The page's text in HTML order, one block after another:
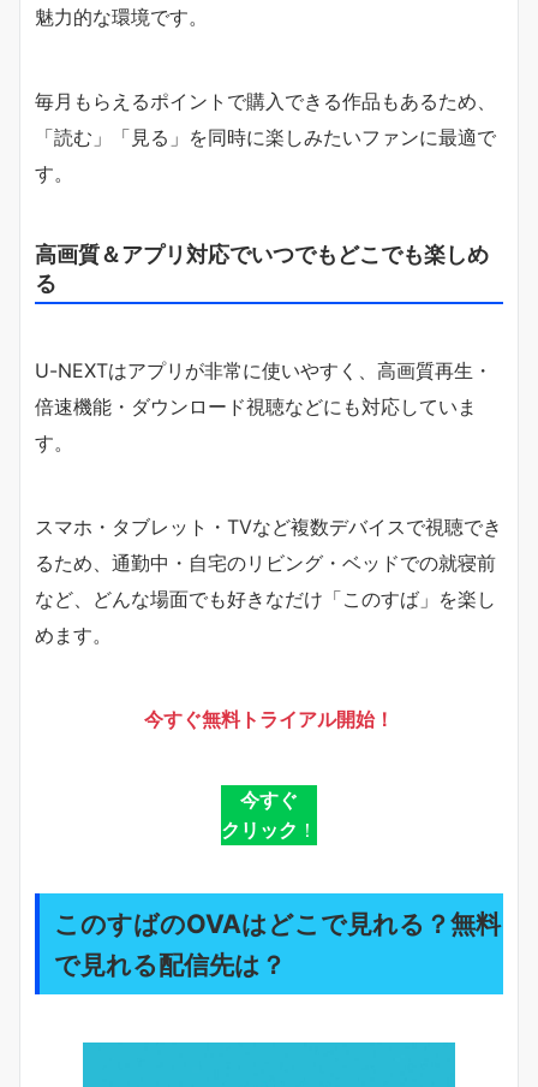
魅力的な環境です。
毎月もらえるポイントで購入できる作品もあるため、
「読む」「見る」を同時に楽しみたいファンに最適で
す。
高画質＆アプリ対応でいつでもどこでも楽しめ
る
U-NEXTはアプリが非常に使いやすく、高画質再生・
倍速機能・ダウンロード視聴などにも対応していま
す。
スマホ・タブレット・TVなど複数デバイスで視聴でき
るため、通勤中・自宅のリビング・ベッドでの就寝前
など、どんな場面でも好きなだけ「このすば」を楽し
めます。
今すぐ無料トライアル開始！
今すぐ
クリック ！
このすばのOVAはどこで見れる？無料
で見れる配信先は？